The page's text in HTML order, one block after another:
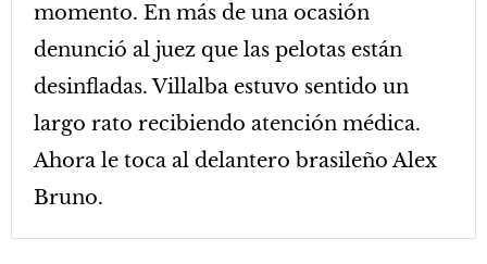
momento. En más de una ocasión
denunció al juez que las pelotas están
desinfladas. Villalba estuvo sentido un
largo rato recibiendo atención médica.
Ahora le toca al delantero brasileño Alex
Bruno.